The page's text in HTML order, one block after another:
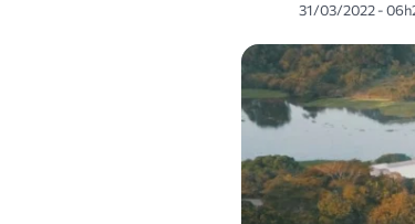
31/03/2022 -